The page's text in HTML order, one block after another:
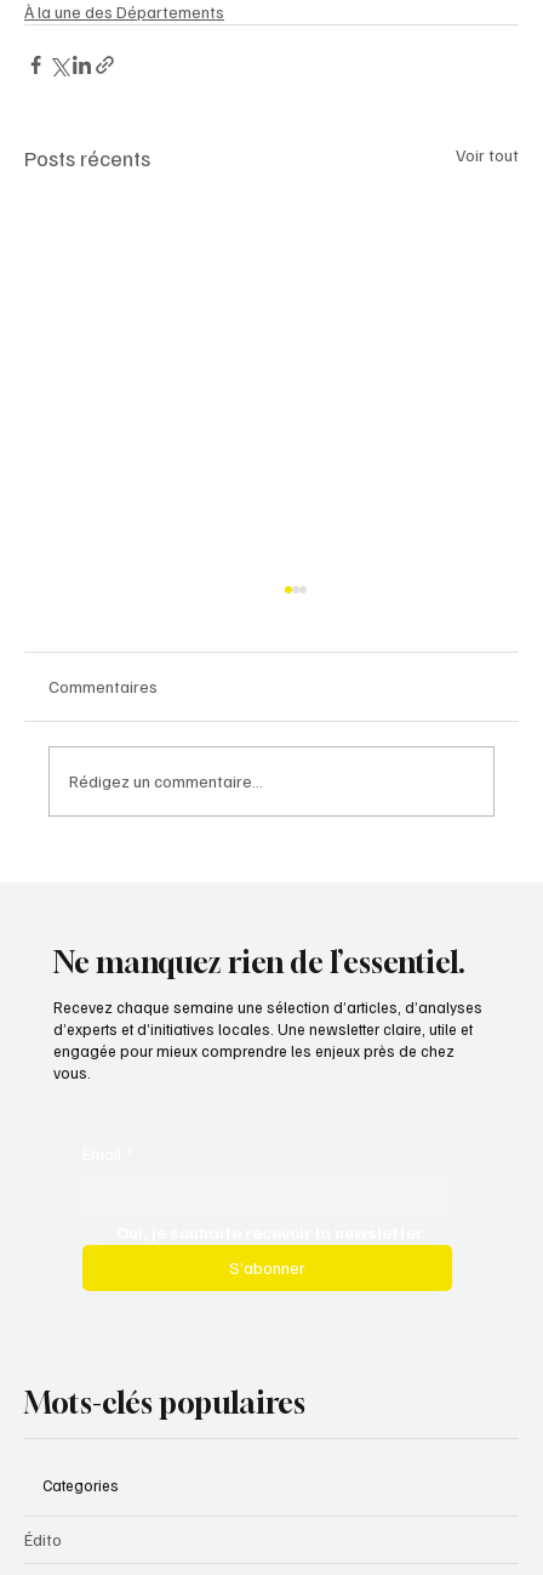
À la une des Départements
Posts récents Voir tout
Commentaires
Rédigez un commentaire...
Ne manquez rien de l’essentiel.
Recevez chaque semaine une sélection d’articles, d’analyses
d’experts et d’initiatives locales. Une newsletter claire, utile et
engagée pour mieux comprendre les enjeux près de chez
vous.
S’abonner
Mots-clés populaires
Categories
Édito